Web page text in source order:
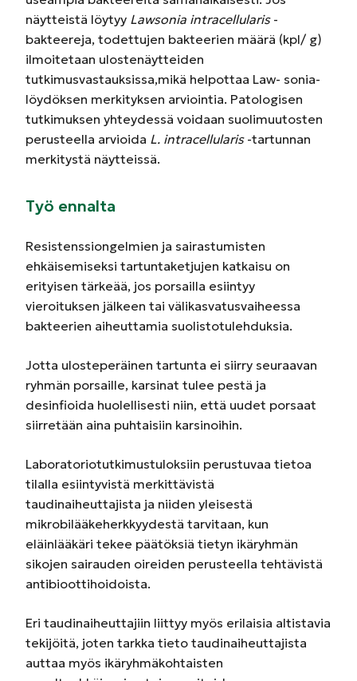
näytteistä löytyy Lawsonia intracellularis-
bakteereja, todettujen bakteerien määrä (kpl/ g)
ilmoitetaan ulostenäytteiden
tutkimusvastauksissa,mikä helpottaa Law- sonia-
löydöksen merkityksen arviointia. Patologisen
tutkimuksen yhteydessä voidaan suolimuutosten
perusteella arvioida L. intracellularis-tartunnan
merkitystä näytteissä.
Työ ennalta
Resistenssiongelmien ja sairastumisten
ehkäisemiseksi tartuntaketjujen katkaisu on
erityisen tärkeää, jos porsailla esiintyy
vieroituksen jälkeen tai välikasvatusvaiheessa
bakteerien aiheuttamia suolistotulehduksia.
Jotta ulosteperäinen tartunta ei siirry seuraavan
ryhmän porsaille, karsinat tulee pestä ja
desinfioida huolellisesti niin, että uudet porsaat
siirretään aina puhtaisiin karsinoihin.
Laboratoriotutkimustuloksiin perustuvaa tietoa
tilalla esiintyvistä merkittävistä
taudinaiheuttajista ja niiden yleisestä
mikrobilääkeherkkyydestä tarvitaan, kun
eläinlääkäri tekee päätöksiä tietyn ikäryhmän
sikojen sairauden oireiden perusteella tehtävistä
antibioottihoidoista.
Eri taudinaiheuttajiin liittyy myös erilaisia altistavia
tekijöitä, joten tarkka tieto taudinaiheuttajista
auttaa myös ikäryhmäkohtaisten